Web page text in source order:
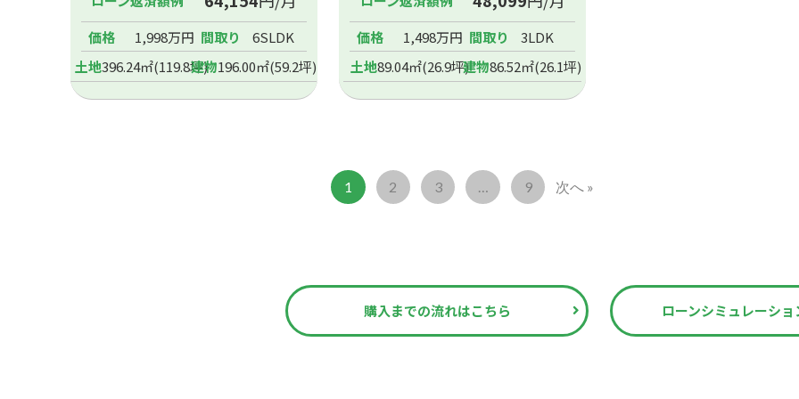
価格 1,998万円 間取り
6SLDK
土地396.24㎡(119.8坪)
建物196.00㎡(59.2坪)
価格 1,498万円 間取り
3LDK
土地89.04㎡(26.9坪)建物86.52㎡(26.1坪)
1 2 3 9 次へ »
購入までの流れはこちら ローンシミュレーショ